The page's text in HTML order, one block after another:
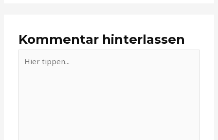
Kommentar hinterlassen
tippen...